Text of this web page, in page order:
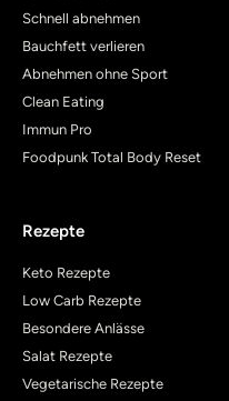
Schnell abnehmen
Bauchfett verlieren
Abnehmen ohne Sport
Clean Eating
Immun Pro
Foodpunk Total Body Reset
Rezepte
Keto Rezepte
Low Carb Rezepte
Besondere Anlässe
Salat Rezepte
Vegetarische Rezepte